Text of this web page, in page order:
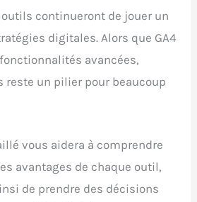
outils continueront de jouer un
digitales. Alors que GA4
avancées,
reste un pilier pour beaucoup
vous aidera à comprendre
avantages de chaque outil,
de prendre des décisions